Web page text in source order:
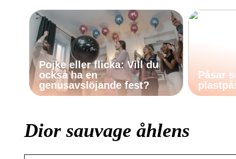
Pojke eller flicka: Vill du
också ha en
genusavslöjande fest?
Påsar
Dior sauvage åhlens